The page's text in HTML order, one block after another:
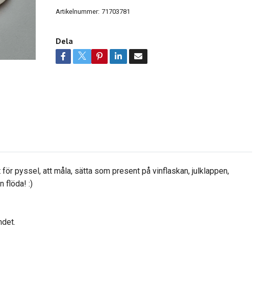
Artikelnummer: 71703781
Dela
pyssel, att måla, sätta som present på vinflaskan, julklappen,
flöda! :)